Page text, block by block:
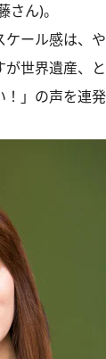
ん)。
ール感は、
世界遺産、
」の声を連